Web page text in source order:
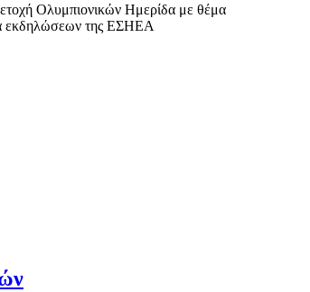
Ολυμπιονικών Ημερίδα με θέμα
εκδηλώσεων της ΕΣΗΕΑ